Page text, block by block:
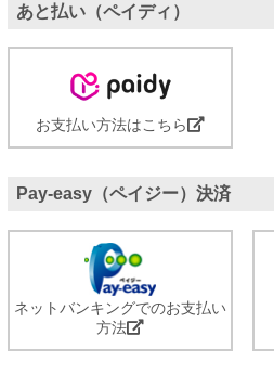
あと払い（ペイディ）
お支払い方法はこちら
Pay-easy（ペイジー）決済
ネットバンキングでのお支払い
方法